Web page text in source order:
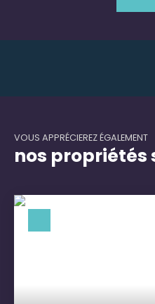
VOUS APPRÉCIEREZ ÉGALEMENT
nos propriétés